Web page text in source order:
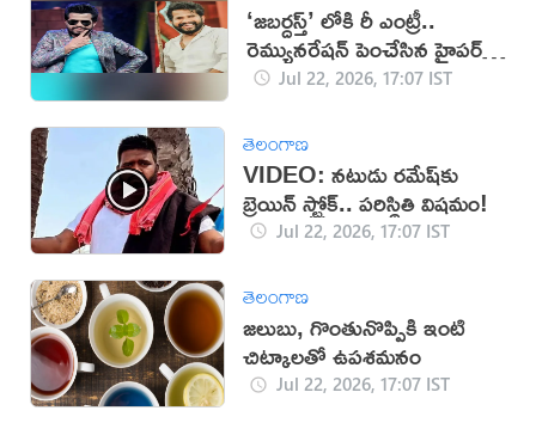
‘జబర్దస్త్’ లోకి రీ ఎంట్రీ..
రెమ్యునరేషన్ పెంచేసిన హైపర్
ఆది!Jul 22, 2026, 17:07 IST
తెలంగాణ
VIDEO: నటుడు రమేష్‌‌కు
బ్రెయిన్ స్ట్రోక్.. పరిస్థితి విషమం!
Jul 22, 2026, 17:07 IST
తెలంగాణ
జలుబు, గొంతునొప్పికి ఇంటి
చిట్కాలతో ఉపశమనం
Jul 22, 2026, 17:07 IST